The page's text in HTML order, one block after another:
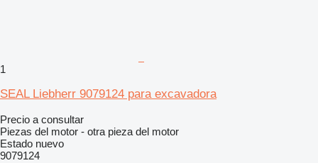
1
SEAL Liebherr 9079124 para excavadora
Precio a consultar
Piezas del motor - otra pieza del motor
Estado nuevo
9079124